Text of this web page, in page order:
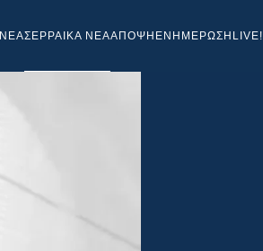
NEAΣΕΡΡΑΙΚΑ ΝΕΑΑΠΟΨΗ ΕΝΗΜΕΡΩΣΗ LIVE!